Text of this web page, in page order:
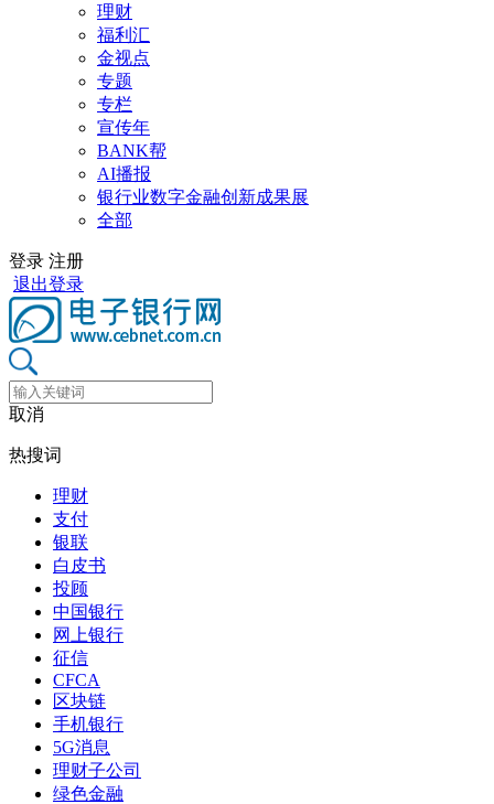
理财
福利汇
金视点
专题
专栏
宣传年
BANK帮
AI播报
银行业数字金融创新成果展
全部
登录 注册
退出登录
取消
热搜词
理财
支付
银联
白皮书
投顾
中国银行
网上银行
征信
CFCA
区块链
手机银行
5G消息
理财子公司
绿色金融